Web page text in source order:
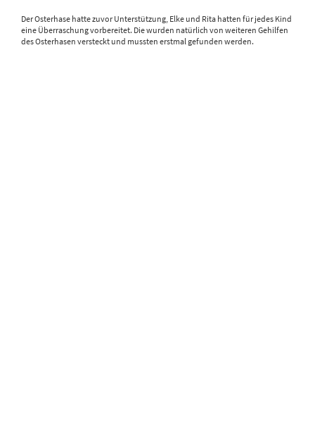
Der Osterhase hatte zuvor Unterstützung, Elke und Rita hatten für jedes Kind
eine Überraschung vorbereitet. Die wurden natürlich von weiteren Gehilfen
des Osterhasen versteckt und mussten erstmal gefunden werden.